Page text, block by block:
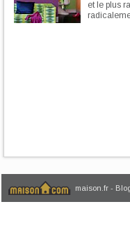
et le plus
maison.fr -